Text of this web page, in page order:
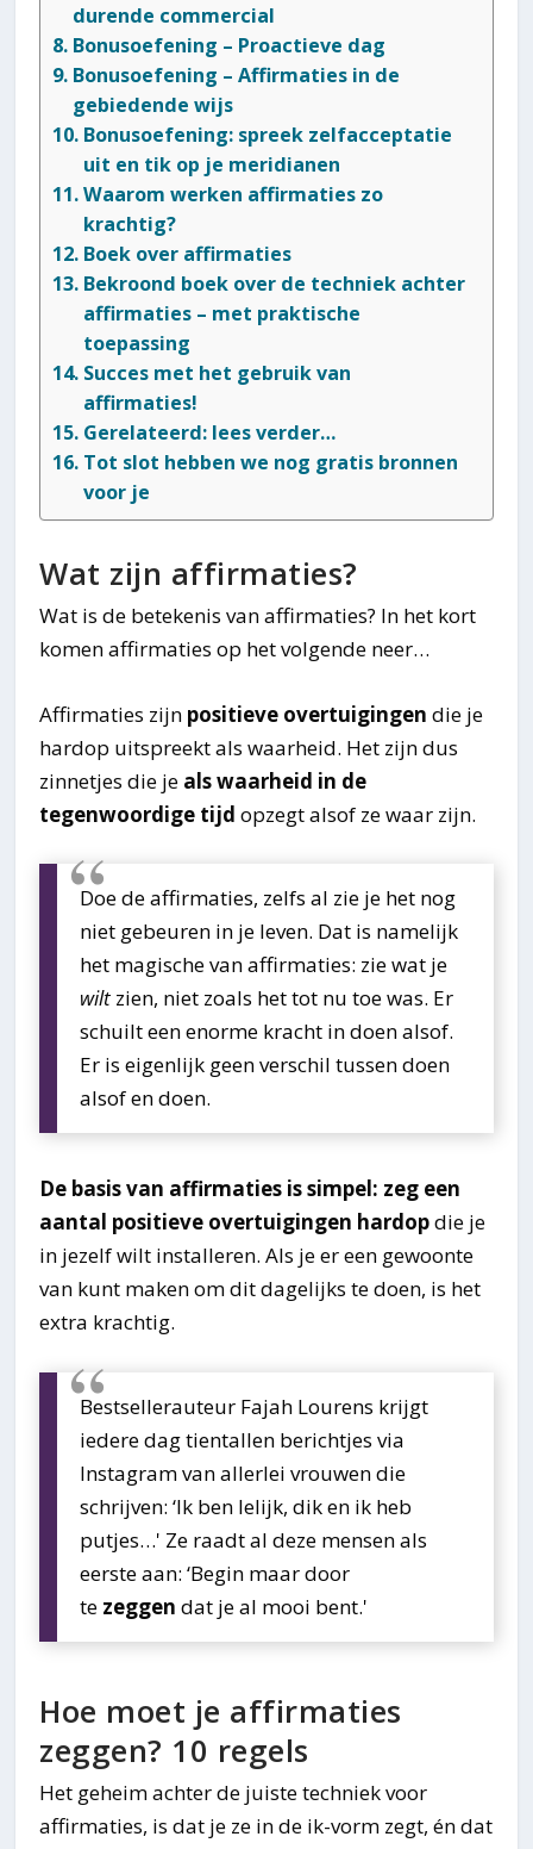
durende commercial
Bonusoefening – Proactieve dag
Bonusoefening – Affirmaties in de
gebiedende wijs
Bonusoefening: spreek zelfacceptatie
uit en tik op je meridianen
Waarom werken affirmaties zo
krachtig?
Boek over affirmaties
Bekroond boek over de techniek achter
affirmaties – met praktische
toepassing
Succes met het gebruik van
affirmaties!
Gerelateerd: lees verder…
Tot slot hebben we nog gratis bronnen
voor je
Wat zijn affirmaties?
Wat is de betekenis van affirmaties? In het kort
komen affirmaties op het volgende neer…
Affirmaties zijn positieve overtuigingen die je
hardop uitspreekt als waarheid. Het zijn dus
zinnetjes die je als waarheid in de
tegenwoordige tijdopzegt alsof ze waar zijn.
Doe de affirmaties, zelfs al zie je het nog
niet gebeuren in je leven. Dat is namelijk
het magische van affirmaties: zie wat je
wilt zien, niet zoals het tot nu toe was. Er
schuilt een enorme kracht in doen alsof.
Er is eigenlijk geen verschil tussen doen
alsof en doen.
De basis van affirmaties is simpel: zeg een
aantal positieve overtuigingen hardopdie je
in jezelf wilt installeren. Als je er een gewoonte
van kunt maken om dit dagelijks te doen, is het
extra krachtig.
Bestsellerauteur Fajah Lourens krijgt
iedere dag tientallen berichtjes via
Instagram van allerlei vrouwen die
schrijven: ‘Ik ben lelijk, dik en ik heb
putjes…' Ze raadt al deze mensen als
eerste aan: ‘Begin maar door
te zeggen dat je al mooi bent.'
Hoe moet je affirmaties
zeggen? 10 regels
Het geheim achter de juiste techniek voor
affirmaties, is dat je ze in de ik-vorm zegt, én dat